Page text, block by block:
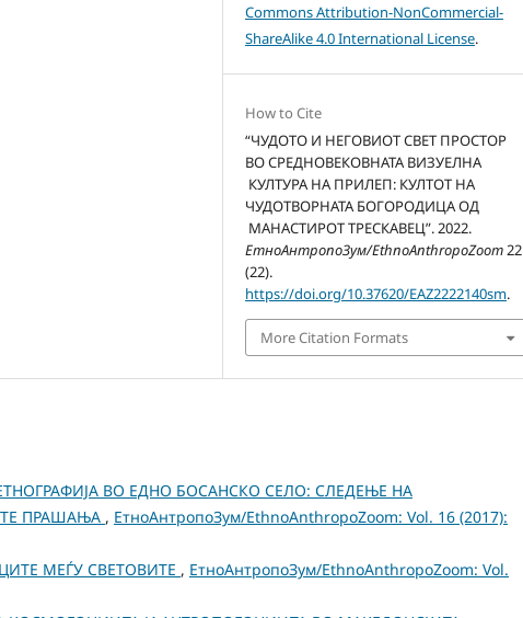
Commons Attribution-NonCommercial-
ShareAlike 4.0 International License.
How to Cite
“ЧУДОТО И НЕГОВИОТ СВЕТ ПРОСТОР
ВО СРЕДНОВЕКОВНАТА ВИЗУЕЛНА
КУЛТУРА НА ПРИЛЕП: КУЛТОТ НА
ЧУДОТВОРНАТА БОГОРОДИЦА ОД
МАНАСТИРОТ ТРЕСКАВЕЦ”. 2022.
ЕтноАнтропоЗум/EthnoAnthropoZoom22
(22).
https://doi.org/10.37620/EAZ2222140sm.
More Citation Formats
ВО ЕДНО БОСАНСКО СЕЛО: СЛЕДЕЊЕ НА
ПРАШАЊА , ЕтноАнтропоЗум/EthnoAnthropoZoom: Vol. 16 (2017):
МЕЃУ СВЕТОВИТЕ , ЕтноАнтропоЗум/EthnoAnthropoZoom: Vol.